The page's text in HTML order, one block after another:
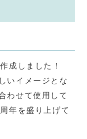
成しました！
いイメージとな
わせて使用して
年を盛り上げて